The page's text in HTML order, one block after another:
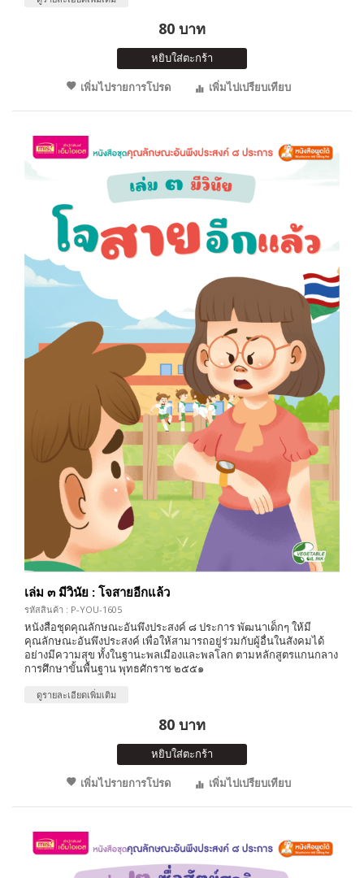
80 บาท
หยิบใส่ตะกร้า
เพิ่มไปรายการโปรด
เพิ่มไปเปรียบเทียบ
เล่ม ๓ มีวินัย : โจสายอีกแล้ว
รหัสสินค้า : P-YOU-1605
หนังสือชุดคุณลักษณะอันพึงประสงค์ ๘ ประการ พัฒนาเด็กๆ ให้มี
คุณลักษณะอันพึงประสงค์ เพื่อให้สามารถอยู่ร่วมกับผู้อื่นในสังคมได้
อย่างมีความสุข ทั้งในฐานะพลเมืองและพลโลก ตามหลักสูตรแกนกลาง
การศึกษาขั้นพื้นฐาน พุทธศักราช ๒๕๕๑
ดูรายละเอียดเพิ่มเติม
80 บาท
หยิบใส่ตะกร้า
เพิ่มไปรายการโปรด
เพิ่มไปเปรียบเทียบ